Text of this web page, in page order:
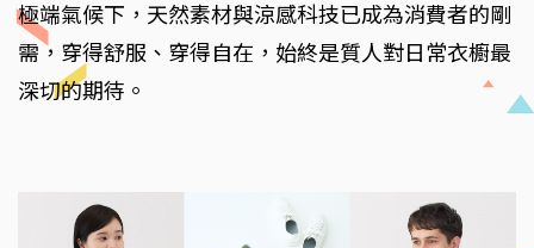
極端氣候下，天然素材與涼感科技已成為消費者的剛
需，穿得舒服、穿得自在，始終是質人對日常衣櫥最
深切的期待。